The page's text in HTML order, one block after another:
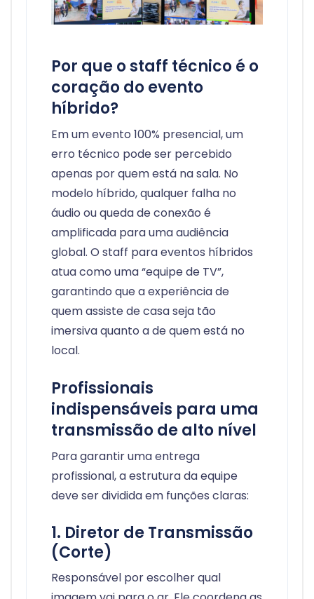
Por que o staff técnico é o
coração do evento
híbrido?
Em um evento 100% presencial, um
erro técnico pode ser percebido
apenas por quem está na sala. No
modelo híbrido, qualquer falha no
áudio ou queda de conexão é
amplificada para uma audiência
global. O staff para eventos híbridos
atua como uma “equipe de TV”,
garantindo que a experiência de
quem assiste de casa seja tão
imersiva quanto a de quem está no
local.
Profissionais
indispensáveis para uma
transmissão de alto nível
Para garantir uma entrega
profissional, a estrutura da equipe
deve ser dividida em funções claras:
1. Diretor de Transmissão
(Corte)
Responsável por escolher qual